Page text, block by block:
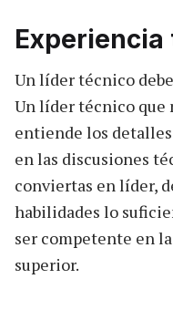
Experiencia
Un líder técnico
Un líder técnico que
entiende los
en las discusiones
conviertas en líder,
habilidades lo
ser competente en
superior.